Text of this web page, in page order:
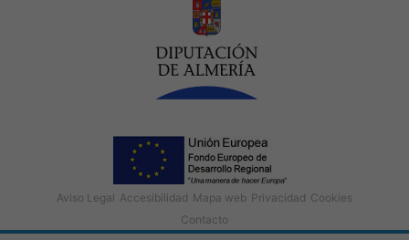
Aviso Legal Accesibilidad Mapa web Privacidad Cookies
Contacto